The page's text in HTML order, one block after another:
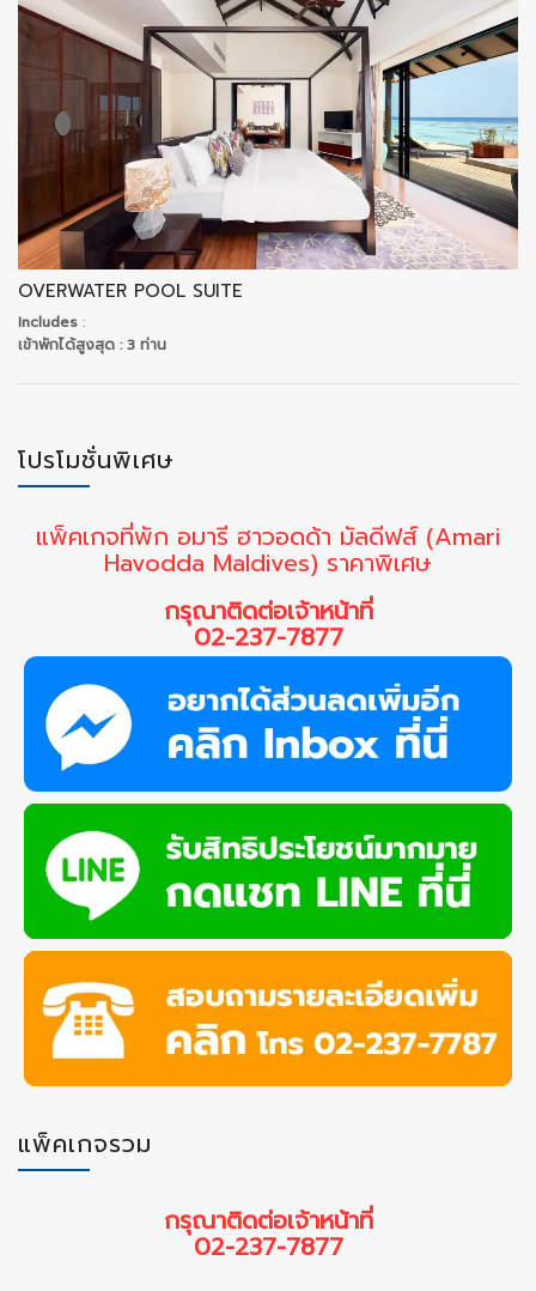
OVERWATER POOL SUITE
Includes :
เข้าพักได้สูงสุด : 3 ท่าน
โปรโมชั่นพิเศษ
แพ็คเกจที่พัก อมารี ฮาวอดด้า มัลดีฟส์ (Amari
Havodda Maldives) ราคาพิเศษ
กรุณาติดต่อเจ้าหน้าที่
02-237-7877
แพ็คเกจรวม
กรุณาติดต่อเจ้าหน้าที่
02-237-7877